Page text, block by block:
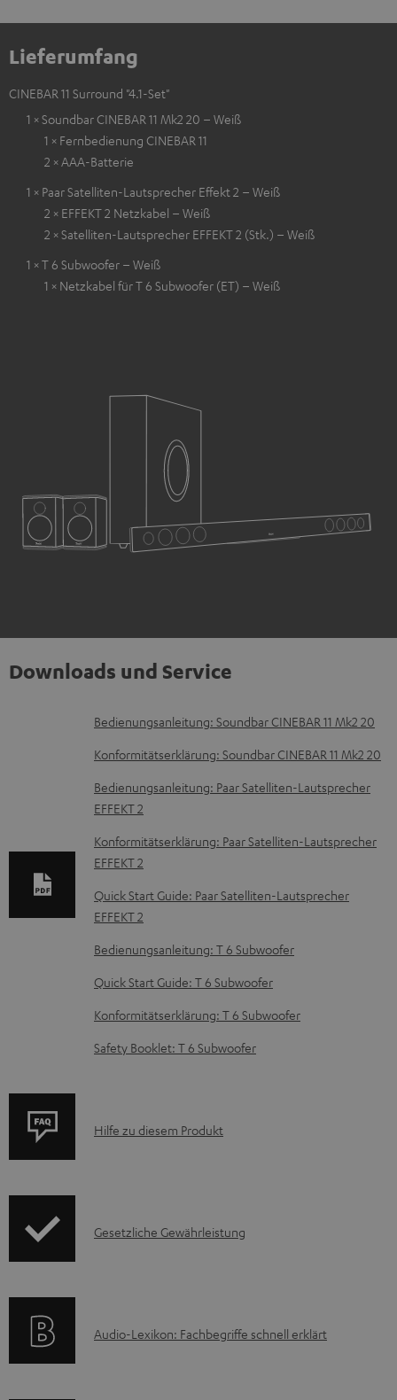
Lieferumfang
CINEBAR 11 Surround "4.1-Set"
1 × Soundbar CINEBAR 11 Mk2 20 – Weiß
1 × Fernbedienung CINEBAR 11
2 × AAA-Batterie
1 × Paar Satelliten-Lautsprecher Effekt 2 – Weiß
2 × EFFEKT 2 Netzkabel – Weiß
2 × Satelliten-Lautsprecher EFFEKT 2 (Stk.) – Weiß
1 × T 6 Subwoofer – Weiß
1 × Netzkabel für T 6 Subwoofer (ET) – Weiß
Downloads und Service
D
o
u
e
t
z
u
m
H
u
r
e
Bedienungsanleitung: Soundbar CINEBAR 11 Mk2 20
Konformitätserklärung: Soundbar CINEBAR 11 Mk2 20
Bedienungsanleitung: Paar Satelliten-Lautsprecher
EFFEKT 2
Konformitätserklärung: Paar Satelliten-Lautsprecher
EFFEKT 2
Quick Start Guide: Paar Satelliten-Lautsprecher
EFFEKT 2
Bedienungsanleitung: T 6 Subwoofer
Quick Start Guide: T 6 Subwoofer
Konformitätserklärung: T 6 Subwoofer
Safety Booklet: T 6 Subwoofer
P
u
A
Hilfe zu diesem Produkt
I
r
Gesetzliche Gewährleistung
A
Audio-Lexikon: Fachbegriffe schnell erklärt